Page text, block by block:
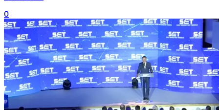
0